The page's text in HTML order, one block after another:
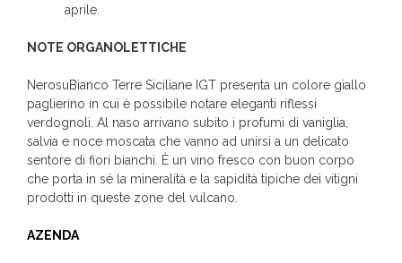
aprile.
NOTE ORGANOLETTICHE
NerosuBianco Terre Siciliane IGT presenta un colore giallo
paglierino in cui è possibile notare eleganti riflessi
verdognoli. Al naso arrivano subito i profumi di vaniglia,
salvia e noce moscata che vanno ad unirsi a un delicato
sentore di fiori bianchi. È un vino fresco con buon corpo
che porta in sé la mineralità e la sapidità tipiche dei vitigni
prodotti in queste zone del vulcano.
AZENDA